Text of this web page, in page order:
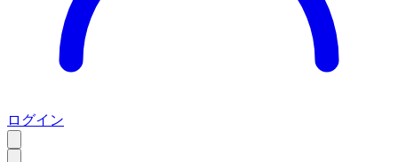
ログイン